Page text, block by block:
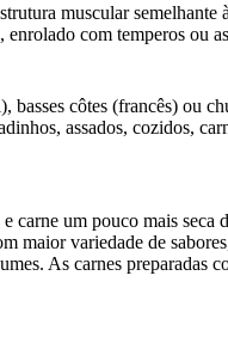
muscular semelhante
com temperos ou
basses côtes (francês) ou
assados, cozidos,
carne um pouco mais seca
maior variedade de
As carnes preparadas